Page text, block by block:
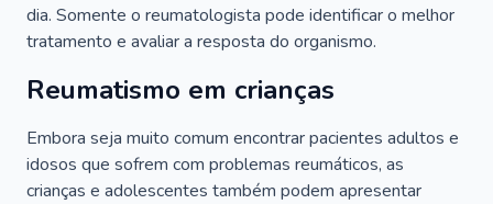
dia. Somente o reumatologista pode identificar o melhor
tratamento e avaliar a resposta do organismo.
Reumatismo em crianças
Embora seja muito comum encontrar pacientes adultos e
idosos que sofrem com problemas reumáticos, as
crianças e adolescentes também podem apresentar